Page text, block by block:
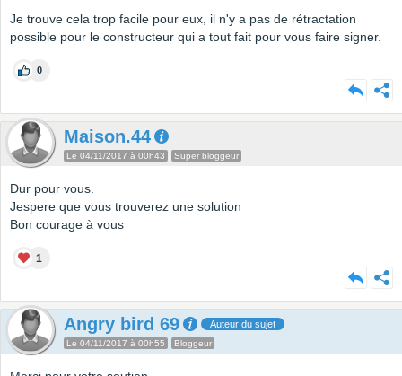
Je trouve cela trop facile pour eux, il n'y a pas de rétractation
possible pour le constructeur qui a tout fait pour vous faire signer.
0
Maison.44
Le 04/11/2017 à 00h43 Super bloggeur
Dur pour vous.
Jespere que vous trouverez une solution
Bon courage à vous
1
Angry bird 69 Auteur du sujet
Le 04/11/2017 à 00h55 Bloggeur